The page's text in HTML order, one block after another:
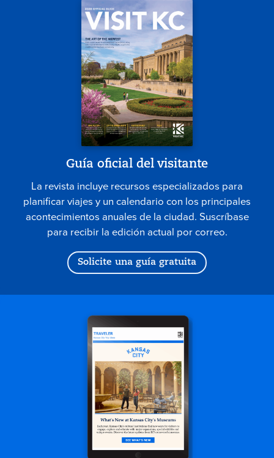
Guía oficial del visitante
La revista incluye recursos especializados para
planificar viajes y un calendario con los principales
acontecimientos anuales de la ciudad. Suscríbase
para recibir la edición actual por correo.
Solicite una guía gratuita